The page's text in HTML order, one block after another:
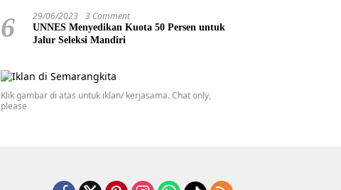
6 29/06/2023 3 Comment
UNNES Menyedikan Kuota 50 Persen untuk
Jalur Seleksi Mandiri
Klik gambar di atas untuk iklan/ kerjasama. Chat only,
please